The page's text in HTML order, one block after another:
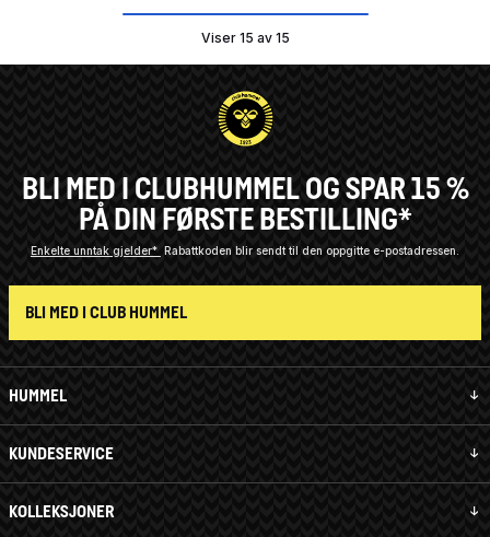
Viser 15 av 15
HUMMEL
KUNDESERVICE
KOLLEKSJONER
BLI MED I CLUBHUMMEL OG SPAR 15 %
PÅ DIN FØRSTE BESTILLING*
Enkelte unntak gjelder* Rabattkoden blir sendt til den oppgitte e-postadressen.
BLI MED I CLUB HUMMEL